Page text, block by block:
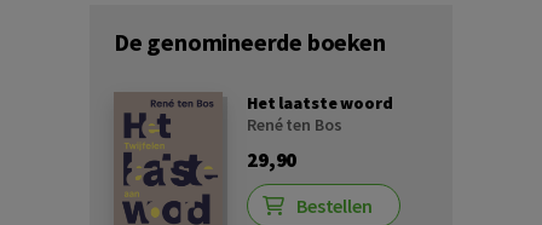
De genomineerde boeken
Het laatste woord
René ten Bos
29,90
Bestellen